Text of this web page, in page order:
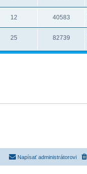
12 40583
25 82739
Napísať administrátorovi